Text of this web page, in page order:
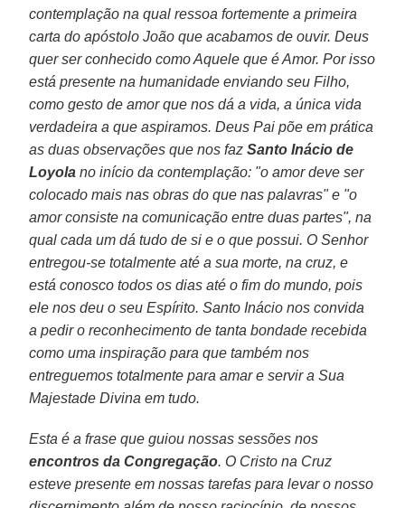
contemplação na qual ressoa fortemente a primeira
carta do apóstolo João que acabamos de ouvir. Deus
quer ser conhecido como Aquele que é Amor. Por isso
está presente na humanidade enviando seu Filho,
como gesto de amor que nos dá a vida, a única vida
verdadeira a que aspiramos. Deus Pai põe em prática
as duas observações que nos fazSanto Inácio de
Loyola no início da contemplação: "o amor deve ser
colocado mais nas obras do que nas palavras" e "o
amor consiste na comunicação entre duas partes", na
qual cada um dá tudo de si e o que possui. O Senhor
entregou-se totalmente até a sua morte, na cruz, e
está conosco todos os dias até o fim do mundo, pois
ele nos deu o seu Espírito. Santo Inácio nos convida
a pedir o reconhecimento de tanta bondade recebida
como uma inspiração para que também nos
entreguemos totalmente para amar e servir a Sua
Majestade Divina em tudo.
Esta é a frase que guiou nossas sessões nos
encontros da Congregação. O Cristo na Cruz
esteve presente em nossas tarefas para levar o nosso